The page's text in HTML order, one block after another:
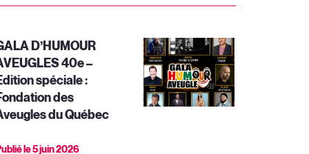
D’HUMOUR
40e –
spéciale :
des
du Québec
le5 juin 2026